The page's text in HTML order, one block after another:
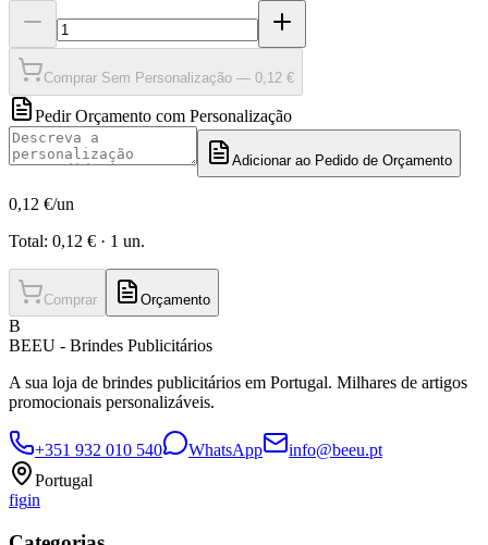
Comprar Sem Personalização — 0,12 €
Pedir Orçamento com Personalização
Adicionar ao Pedido de Orçamento
0,12 €/un
Total: 0,12 € · 1 un.
Comprar Orçamento
B
BEEU - Brindes Publicitários
A sua loja de brindes publicitários em Portugal. Milhares de artigos
promocionais personalizáveis.
+351 932 010 540 WhatsApp
info@beeu.pt
Portugal
figin